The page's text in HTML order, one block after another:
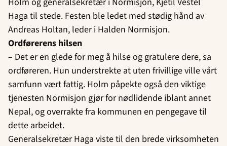
Haga til stede. Festen ble ledet med stødig hånd av
Andreas Holtan, leder i Halden Normisjon.
Ordførerens hilsen
– Det er en glede for meg å hilse og gratulere dere, sa
ordføreren. Hun understrekte at uten frivillige ville vårt
samfunn vært fattig. Holm påpekte også den viktige
tjenesten Normisjon gjør for nødlidende iblant annet
Nepal, og overrakte fra kommunen en pengegave til
dette arbeidet.
Generalsekretær Haga viste til den brede virksomheten